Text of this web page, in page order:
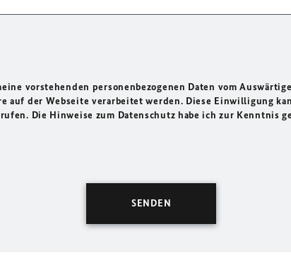
vorstehenden personenbezogenen Daten vom
auf der Webseite verarbeitet werden. Diese Einwilligung
Die Hinweise zum Datenschutz habe ich zur Kenntnis